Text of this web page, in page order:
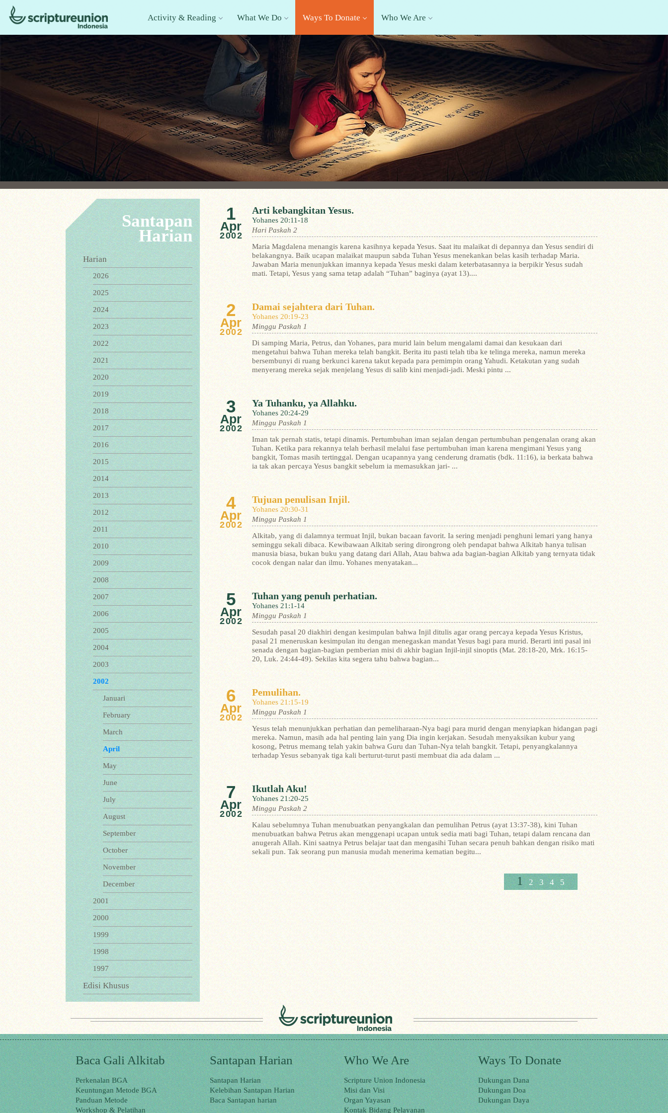
Activity & Reading What We Do Ways To Donate Who We Are
Santapan
Harian
Harian
2026
2025
2024
2023
2022
2021
2020
2019
2018
2017
2016
2015
2014
2013
2012
2011
2010
2009
2008
2007
2006
2005
2004
2003
2002
Januari
February
March
April
May
June
July
August
September
October
November
December
2001
2000
1999
1998
1997
Edisi Khusus
1
Apr
2002
Arti kebangkitan Yesus.
Yohanes 20:11-18
Hari Paskah 2
Maria Magdalena menangis karena kasihnya kepada Yesus. Saat itu malaikat di depannya dan Yesus sendiri di
belakangnya. Baik ucapan malaikat maupun sabda Tuhan Yesus menekankan belas kasih terhadap Maria.
Jawaban Maria menunjukkan imannya kepada Yesus meski dalam keterbatasannya ia berpikir Yesus sudah
mati. Tetapi, Yesus yang sama tetap adalah “Tuhan” baginya (ayat 13)....
2
Apr
2002
Damai sejahtera dari Tuhan.
Yohanes 20:19-23
Minggu Paskah 1
Di samping Maria, Petrus, dan Yohanes, para murid lain belum mengalami damai dan kesukaan dari
mengetahui bahwa Tuhan mereka telah bangkit. Berita itu pasti telah tiba ke telinga mereka, namun mereka
bersembunyi di ruang berkunci karena takut kepada para pemimpin orang Yahudi. Ketakutan yang sudah
menyerang mereka sejak menjelang Yesus di salib kini menjadi-jadi. Meski pintu ...
3
Apr
2002
Ya Tuhanku, ya Allahku.
Yohanes 20:24-29
Minggu Paskah 1
Iman tak pernah statis, tetapi dinamis. Pertumbuhan iman sejalan dengan pertumbuhan pengenalan orang akan
Tuhan. Ketika para rekannya telah berhasil melalui fase pertumbuhan iman karena mengimani Yesus yang
bangkit, Tomas masih tertinggal. Dengan ucapannya yang cenderung dramatis (bdk. 11:16), ia berkata bahwa
ia tak akan percaya Yesus bangkit sebelum ia memasukkan jari- ...
4
Apr
2002
Tujuan penulisan Injil.
Yohanes 20:30-31
Minggu Paskah 1
Alkitab, yang di dalamnya termuat Injil, bukan bacaan favorit. Ia sering menjadi penghuni lemari yang hanya
seminggu sekali dibaca. Kewibawaan Alkitab sering dirongrong oleh pendapat bahwa Alkitab hanya tulisan
manusia biasa, bukan buku yang datang dari Allah, Atau bahwa ada bagian-bagian Alkitab yang ternyata tidak
cocok dengan nalar dan ilmu. Yohanes menyatakan...
5
Apr
2002
Tuhan yang penuh perhatian.
Yohanes 21:1-14
Minggu Paskah 1
Sesudah pasal 20 diakhiri dengan kesimpulan bahwa Injil ditulis agar orang percaya kepada Yesus Kristus,
pasal 21 meneruskan kesimpulan itu dengan menegaskan mandat Yesus bagi para murid. Berarti inti pasal ini
senada dengan bagian-bagian pemberian misi di akhir bagian Injil-injil sinoptis (Mat. 28:18-20, Mrk. 16:15-
20, Luk. 24:44-49). Sekilas kita segera tahu bahwa bagian...
6
Apr
2002
Pemulihan.
Yohanes 21:15-19
Minggu Paskah 1
Yesus telah menunjukkan perhatian dan pemeliharaan-Nya bagi para murid dengan menyiapkan hidangan pagi
mereka. Namun, masih ada hal penting lain yang Dia ingin kerjakan. Sesudah menyaksikan kubur yang
kosong, Petrus memang telah yakin bahwa Guru dan Tuhan-Nya telah bangkit. Tetapi, penyangkalannya
terhadap Yesus sebanyak tiga kali berturut-turut pasti membuat dia ada dalam ...
7
Apr
2002
Ikutlah Aku!
Yohanes 21:20-25
Minggu Paskah 2
Kalau sebelumnya Tuhan menubuatkan penyangkalan dan pemulihan Petrus (ayat 13:37-38), kini Tuhan
menubuatkan bahwa Petrus akan menggenapi ucapan untuk sedia mati bagi Tuhan, tetapi dalam rencana dan
anugerah Allah. Kini saatnya Petrus belajar taat dan mengasihi Tuhan secara penuh bahkan dengan risiko mati
sekali pun. Tak seorang pun manusia mudah menerima kematian begitu...
1 2 3 4 5
Baca Gali Alkitab
Perkenalan BGA
Keuntungan Metode BGA
Panduan Metode
Workshop & Pelatihan
Santapan Harian
Santapan Harian
Kelebihan Santapan Harian
Baca Santapan harian
Who We Are
Scripture Union Indonesia
Misi dan Visi
Organ Yayasan
Kontak Bidang Pelayanan
Ways To Donate
Dukungan Dana
Dukungan Doa
Dukungan Daya